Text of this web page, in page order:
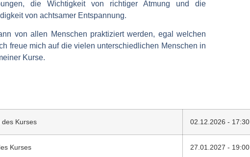
die Wichtigkeit von richtiger Atmung und die
von achtsamer Entspannung.
von allen Menschen praktiziert werden, egal welchen
freue mich auf die vielen unterschiedlichen Menschen in
Kurse.
des Kurses 02.12.2026 - 17:30
Kurses 27.01.2027 - 19:00